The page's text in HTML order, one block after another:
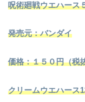
呪術廻戦ウエハー
発売元：バンダイ
価格：１５０円（税
クリームウエハース